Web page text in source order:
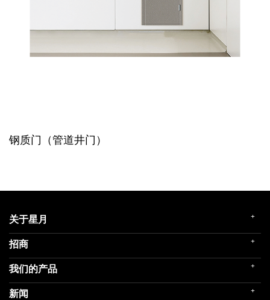
钢质门（管道井门）
关于星月 +
企业简介
企业文化
荣誉殿堂
招商 +
门店展示
我们的产品 +
民用家装（零售）
新闻 +